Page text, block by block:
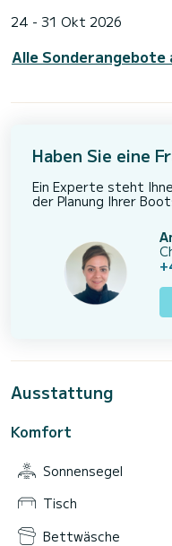
24 - 31 Okt 2026
Alle Sonderangebote
Haben Sie eine
Ein Experte steht
der Planung Ihrer
Ausstattung
Komfort
Sonnensegel
Tisch
Bettwäsche